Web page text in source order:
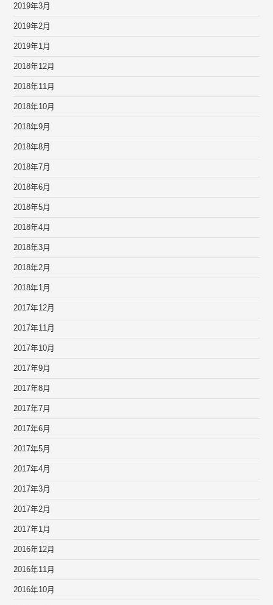
2019年3月
2019年2月
2019年1月
2018年12月
2018年11月
2018年10月
2018年9月
2018年8月
2018年7月
2018年6月
2018年5月
2018年4月
2018年3月
2018年2月
2018年1月
2017年12月
2017年11月
2017年10月
2017年9月
2017年8月
2017年7月
2017年6月
2017年5月
2017年4月
2017年3月
2017年2月
2017年1月
2016年12月
2016年11月
2016年10月